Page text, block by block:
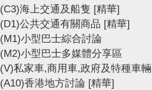
(C3)海上交通及船隻 [精華]
(D1)公共交通有關商品 [精華]
(M1)小型巴士綜合討論
(M2)小型巴士多媒體分享區
(V)私家車,商用車,政府及特種車輛
(A10)香港地方討論 [精華]